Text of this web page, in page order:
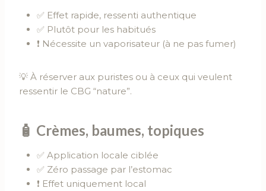
✅ Effet rapide, ressenti authentique
✅ Plutôt pour les habitués
❗ Nécessite un vaporisateur (à ne pas fumer)
💡 À réserver aux puristes ou à ceux qui veulent
ressentir le CBG “nature”.
🧴 Crèmes, baumes, topiques
✅ Application locale ciblée
✅ Zéro passage par l’estomac
❗ Effet uniquement local